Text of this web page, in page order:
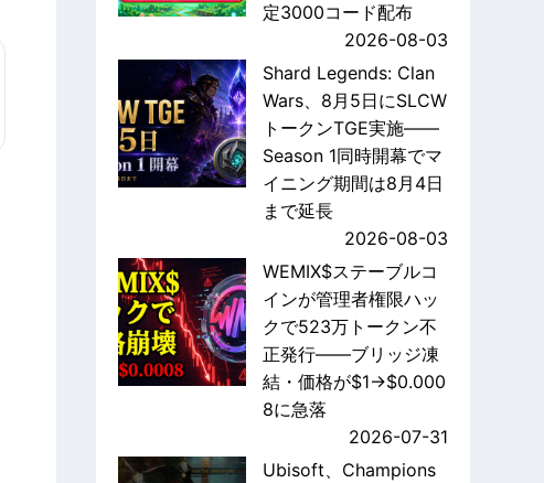
定3000コード配布
2026-08-03
Shard Legends: Clan
Wars、8月5日にSLCW
トークンTGE実施——
Season 1同時開幕でマ
イニング期間は8月4日
まで延長
2026-08-03
WEMIX$ステーブルコ
インが管理者権限ハッ
クで523万トークン不
正発行——ブリッジ凍
結・価格が$1→$0.000
8に急落
2026-07-31
Ubisoft、Champions